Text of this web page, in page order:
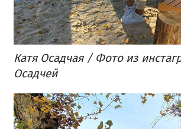
Катя Осадчая / Фото из
Осадчей